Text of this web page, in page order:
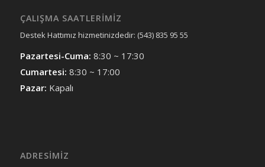
ÇALIŞMA SAATLERIMIZ
Destek Hattımız hizmetinizdedir: (543) 835 95 55
Pazartesi-Cuma: 8:30 ~ 17:30
Cumartesi: 8:30 ~ 17:00
Pazar: Kapalı
ADRESİMİZ